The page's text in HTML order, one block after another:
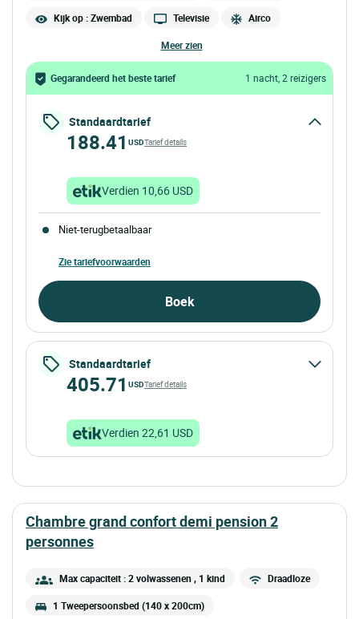
Kijk op : Zwembad Televisie Airco
meer zien
Gegarandeerd het beste tarief 1 nacht, 2 reizigers
Standaardtarief
188.41 USDTarief details
Verdien 10,66 USD
Niet-terugbetaalbaar
Zie tariefvoorwaarden
Boek
Standaardtarief
405.71 USDTarief details
Verdien 22,61 USD
chambre grand confort demi pension 2
personnes
Max capaciteit : 2 volwassenen , 1 kind Draadloze
1 Tweepersoonsbed (140 x 200cm)